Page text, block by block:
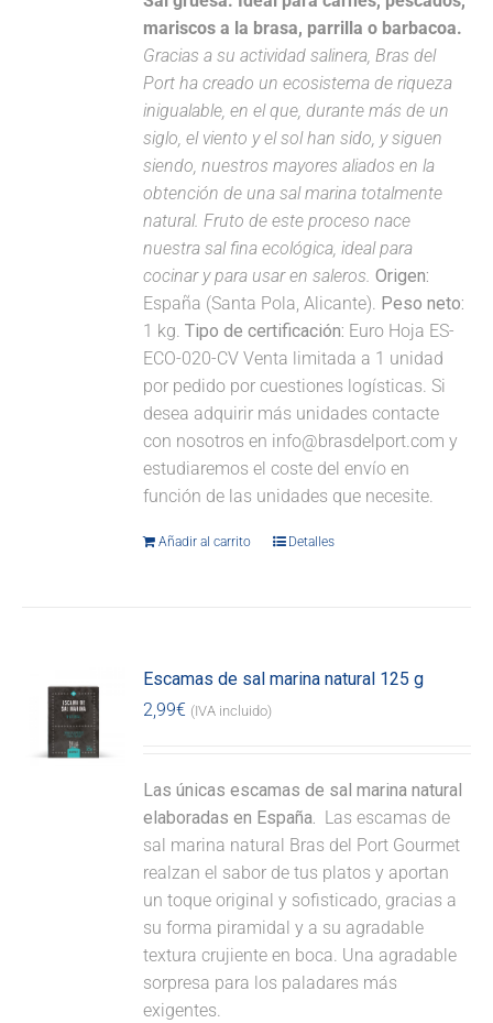
mariscos a la brasa, parrilla o barbacoa.
Gracias a su actividad salinera, Bras del
Port ha creado un ecosistema de riqueza
inigualable, en el que, durante más de un
siglo, el viento y el sol han sido, y siguen
siendo, nuestros mayores aliados en la
obtención de una sal marina totalmente
natural. Fruto de este proceso nace
nuestra sal fina ecológica, ideal para
cocinar y para usar en saleros. Origen:
España (Santa Pola, Alicante). Peso neto:
1 kg.Tipo de certificación: Euro Hoja ES-
ECO-020-CV Venta limitada a 1 unidad
por pedido por cuestiones logísticas. Si
desea adquirir más unidades contacte
con nosotros en info@brasdelport.com y
estudiaremos el coste del envío en
función de las unidades que necesite.
Añadir al carrito Detalles
Escamas de sal marina natural 125 g
2,99€ (IVA incluido)
Las únicas escamas de sal marina natural
elaboradas en España. Las escamas de
sal marina natural Bras del Port Gourmet
realzan el sabor de tus platos y aportan
un toque original y sofisticado, gracias a
su forma piramidal y a su agradable
textura crujiente en boca. Una agradable
sorpresa para los paladares más
exigentes.